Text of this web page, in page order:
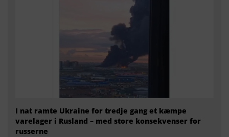
I nat ramte Ukraine for tredje gang et kæmpe
varelager i Rusland – med store konsekvenser for
russerne